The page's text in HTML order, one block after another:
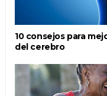
10 consejos para
del cerebro